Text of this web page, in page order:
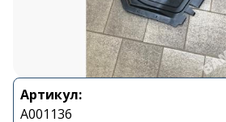
Артикул:
A001136